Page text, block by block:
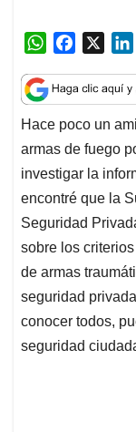
W
a
t
s
A
p
p
c
e
b
o
o
k
Hace poco un
armas de fuego
investigar la
encontré que la
Seguridad
sobre los
de armas
seguridad
conocer todos,
seguridad